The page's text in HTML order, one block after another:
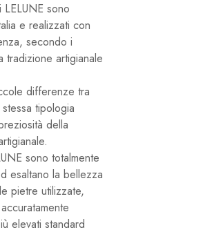
LELUNE sono
e realizzati con
secondo i
tradizione artigianale
differenze tra
tipologia
della
sono totalmente
esaltano la bellezza
pietre utilizzate,
elevati standard